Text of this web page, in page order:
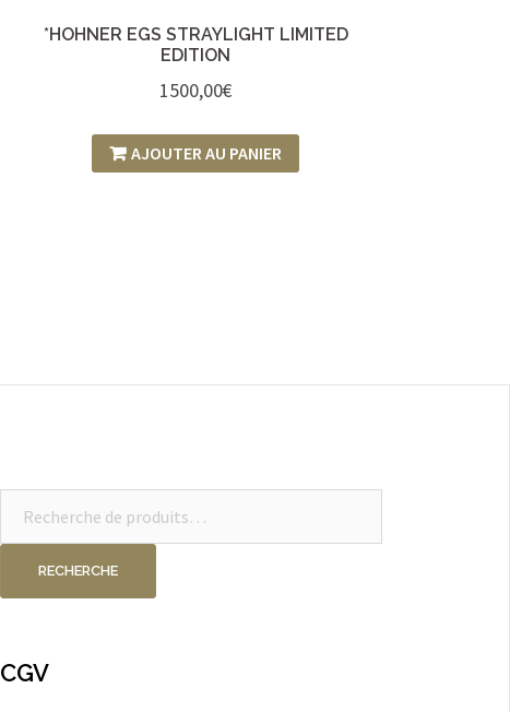
*HOHNER EGS STRAYLIGHT LIMITED
EDITION
1500,00€
AJOUTER AU PANIER
RECHERCHE
CGV